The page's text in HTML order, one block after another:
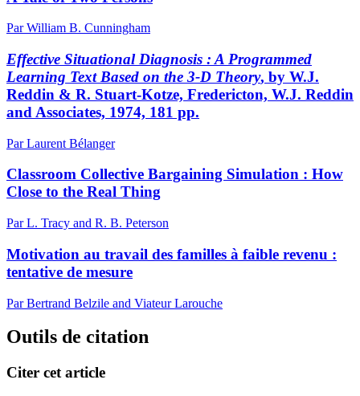
Par William B. Cunningham
Effective Situational Diagnosis : A Programmed
Learning Text Based on the 3-D Theory, by W.J.
Reddin & R. Stuart-Kotze, Fredericton, W.J. Reddin
and Associates, 1974, 181 pp.
Par Laurent Bélanger
Classroom Collective Bargaining Simulation : How
Close to the Real Thing
Par L. Tracy and R. B. Peterson
Motivation au travail des familles à faible revenu :
tentative de mesure
Par Bertrand Belzile and Viateur Larouche
Outils de citation
Citer cet article